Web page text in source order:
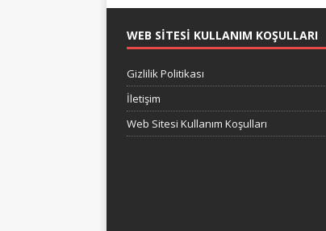
WEB SITESI KULLANIM KOŞULLARI
Gizlilik Politikası
İletişim
Web Sitesi Kullanım Koşulları